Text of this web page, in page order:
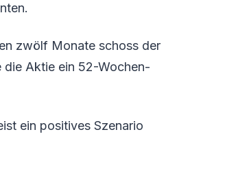
zwölf Monate schoss der
die Aktie ein 52-Wochen-
ein positives Szenario